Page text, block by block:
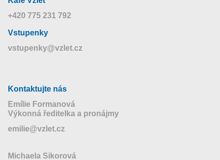
+420 775 231 792
Vstupenky
vstupenky@vzlet.cz
Kontaktujte nás
Emílie Formanová
Výkonná ředitelka a pronájmy
emilie@vzlet.cz
Michaela Sikorová